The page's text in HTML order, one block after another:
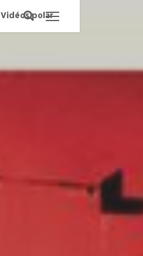
Vidéos polar